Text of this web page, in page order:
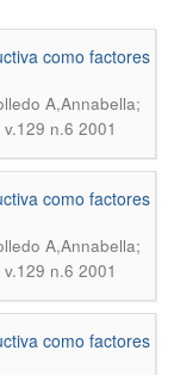
como factores
A,Annabella;
n.6 2001
como factores
A,Annabella;
n.6 2001
como factores